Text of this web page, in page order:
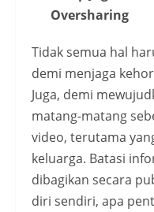
Oversharing
Tidak semua hal
demi menjaga
Juga, demi
matang-matang
video, terutama
keluarga. Batasi
dibagikan secara
diri sendiri, apa